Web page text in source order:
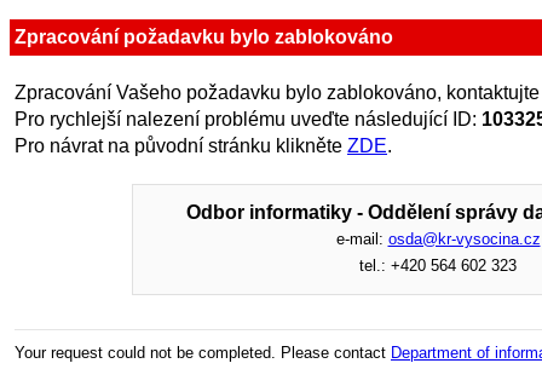
Zpracování požadavku bylo zablokováno
Zpracování Vašeho požadavku bylo zablokováno,
Pro rychlejší nalezení problému uveďte následující ID:
Pro návrat na původní stránku klikněte ZDE.
Odbor informatiky - Oddělení správy
e-mail: osda@kr-vysocina.cz
tel.: +420 564 602 323
Your request could not be completed. Please contact Department of